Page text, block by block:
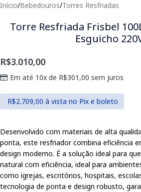
Início/Bebedouros/Torres Resfriadas
Torre Resfriada Frisbel
Esguicho
R$3.010,00
Em até 10x de R$301,00 sem juros
R$2.709,00 à vista no Pix e boleto
Desenvolvido com materiais de alta
ponta, este resfriador combina eficiência
design moderno. É a solução ideal para
natural com eficiência, ideal para
como igrejas, escritórios, hospitais,
tecnologia de ponta e design robusto,